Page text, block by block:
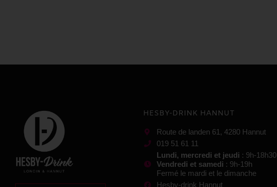
HESBY-DRINK HANNUT
Route de landen 61, 4280 Hannut
019 51 61 11
Lundi, mercredi et jeudi : 9h-18h30
Vendredi et samedi : 9h-19h
Fermé le mardi et le dimanche
Hesby-drink Hannut